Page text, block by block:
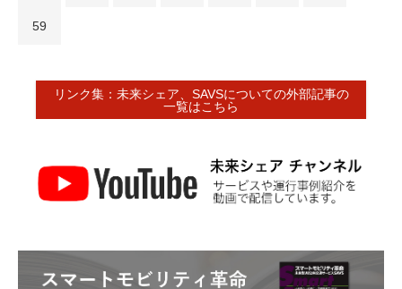
59
リンク集：未来シェア、SAVSについての外部記事の
一覧はこちら